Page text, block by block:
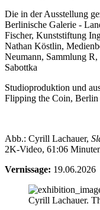
Die in der Ausstellung
Berlinische Galerie -
Fischer, Kunststiftung
Nathan Köstlin,
Neumann, Sammlung
Sabottka
Studioproduktion und
Flipping the Coin, Berlin
Abb.: Cyrill Lachauer,
2K-Video, 61:06
Vernissage: 19.06.2026
Cyrill Lachauer.